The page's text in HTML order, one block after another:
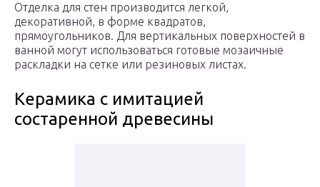
Отделка для стен производится легкой,
декоративной, в форме квадратов,
прямоугольников. Для вертикальных поверхностей в
ванной могут использоваться готовые мозаичные
раскладки на сетке или резиновых листах.
Керамика с имитацией
состаренной древесины